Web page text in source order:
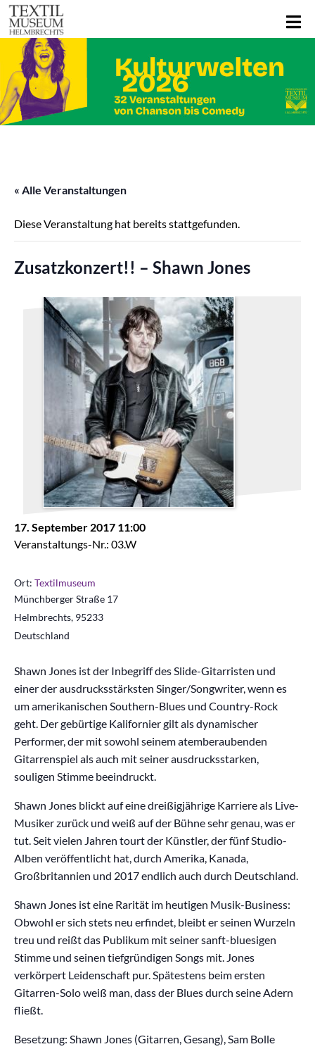
« Alle Veranstaltungen
Diese Veranstaltung hat bereits stattgefunden.
Zusatzkonzert!! – Shawn Jones
17. September 2017 11:00
Veranstaltungs-Nr.: 03.W
Ort: Textilmuseum
Münchberger Straße 17
Helmbrechts, 95233
Deutschland
Shawn Jones ist der Inbegriff des Slide-Gitarristen und
einer der ausdrucksstärksten Singer/Songwriter, wenn es
um amerikanischen Southern-Blues und Country-Rock
geht. Der gebürtige Kalifornier gilt als dynamischer
Performer, der mit sowohl seinem atemberaubenden
Gitarrenspiel als auch mit seiner ausdrucksstarken,
souligen Stimme beeindruckt.
Shawn Jones blickt auf eine dreißigjährige Karriere als Live-
Musiker zurück und weiß auf der Bühne sehr genau, was er
tut. Seit vielen Jahren tourt der Künstler, der fünf Studio-
Alben veröffentlicht hat, durch Amerika, Kanada,
Großbritannien und 2017 endlich auch durch Deutschland.
Shawn Jones ist eine Rarität im heutigen Musik-Business:
Obwohl er sich stets neu erfindet, bleibt er seinen Wurzeln
treu und reißt das Publikum mit seiner sanft-bluesigen
Stimme und seinen tiefgründigen Songs mit. Jones
verkörpert Leidenschaft pur. Spätestens beim ersten
Gitarren-Solo weiß man, dass der Blues durch seine Adern
fließt.
Besetzung: Shawn Jones (Gitarren, Gesang), Sam Bolle